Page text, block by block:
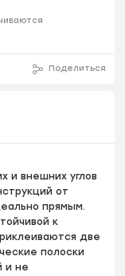
Поделиться
и внешних углов
от
прямым.
к
две
полоски
и не